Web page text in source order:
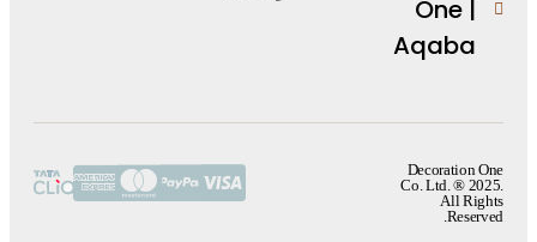
One |
Aqaba
Decoration One
Co. Ltd. ® 2025.
All Rights
Reserved.